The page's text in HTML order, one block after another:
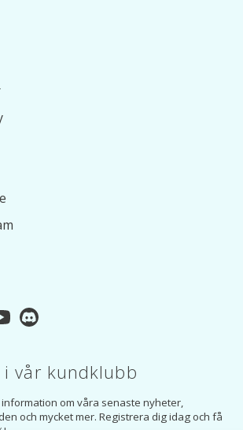
i vår kundklubb
om våra senaste nyheter,
och mycket mer. Registrera dig idag och få